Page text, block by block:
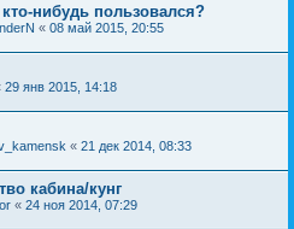
нибудь пользовался?
« 08 май 2015, 20:55
29 янв 2015, 14:18
« 21 дек 2014, 08:33
кабина/кунг
« 24 ноя 2014, 07:29